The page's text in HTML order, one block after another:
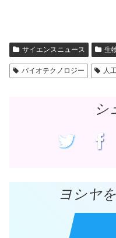
ウ
で
開
き
ま
す
サイエンスニュース 生
バイオテクノロジー 人
シ
ヨシヤ